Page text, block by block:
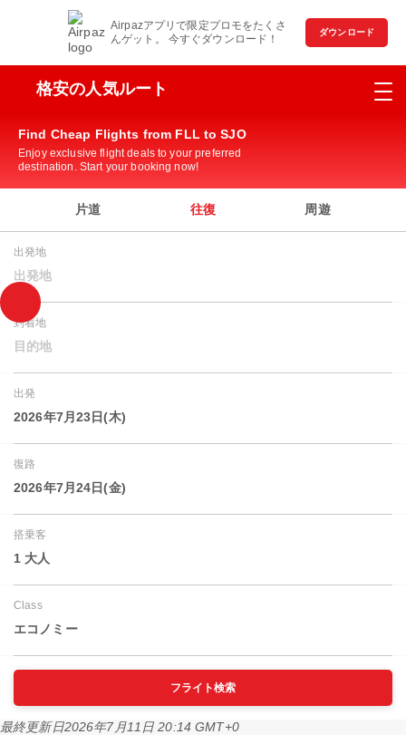
Airpazアプリで限定プロモをたくさ
んゲット。 今すぐダウンロード！
ダウンロード
格安の人気ルート
Find Cheap Flights from FLL to SJO
Enjoy exclusive flight deals to your preferred
destination. Start your booking now!
片道 往復 周遊
出発地
出発地
到着地
目的地
出発
2026年7月23日(木)
復路
2026年7月24日(金)
搭乗客
1 大人
Class
エコノミー
フライト検索
最終更新日2026年7月11日 20:14 GMT+0